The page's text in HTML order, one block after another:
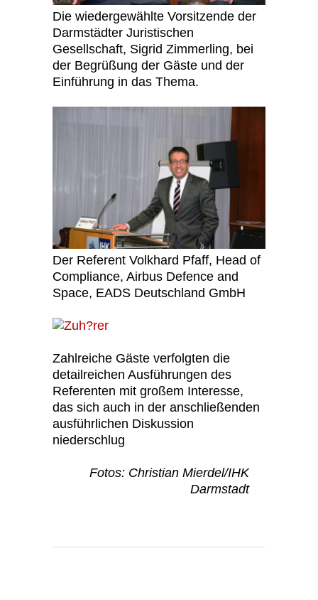
Die wiedergewählte Vorsitzende der
Darmstädter Juristischen
Gesellschaft, Sigrid Zimmerling, bei
der Begrüßung der Gäste und der
Einführung in das Thema.
Der Referent Volkhard Pfaff, Head of
Compliance, Airbus Defence and
Space, EADS Deutschland GmbH
Zahlreiche Gäste verfolgten die
detailreichen Ausführungen des
Referenten mit großem Interesse,
das sich auch in der anschließenden
ausführlichen Diskussion
niederschlug
Fotos: Christian Mierdel/IHK
Darmstadt